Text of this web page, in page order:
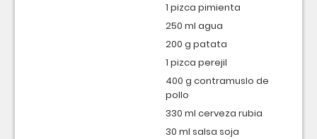
1 pizca pimienta
250 ml agua
200 g patata
1 pizca perejil
400 g contramuslo de
pollo
330 ml cerveza rubia
30 ml salsa soja